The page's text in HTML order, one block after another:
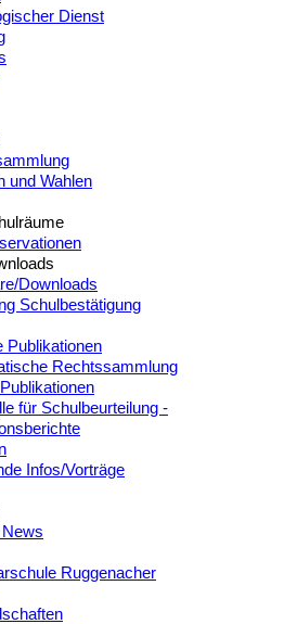
Dienst
und Wahlen
Downloads
Schulbestätigung
Publikationen
Rechtssammlung
für Schulbeurteilung -
Infos/Vorträge
Ruggenacher